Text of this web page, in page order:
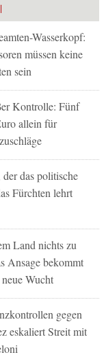
Wasserkopf:
müssen keine
sein
Kontrolle: Fünf
allein für
das politische
Fürchten lehrt
Land nichts zu
Ansage bekommt
Wucht
gegen
eskaliert Streit mit